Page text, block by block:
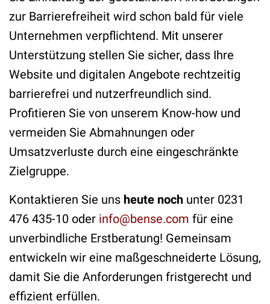
zur Barrierefreiheit wird schon bald für viele
Unternehmen verpflichtend. Mit unserer
Unterstützung stellen Sie sicher, dass Ihre
Website und digitalen Angebote rechtzeitig
barrierefrei und nutzerfreundlich sind.
Profitieren Sie von unserem Know-how und
vermeiden Sie Abmahnungen oder
Umsatzverluste durch eine eingeschränkte
Zielgruppe.
Kontaktieren Sie uns heute noch unter 0231
476 435-10 oder info@bense.com für eine
unverbindliche Erstberatung! Gemeinsam
entwickeln wir eine maßgeschneiderte Lösung,
damit Sie die Anforderungen fristgerecht und
effizient erfüllen.